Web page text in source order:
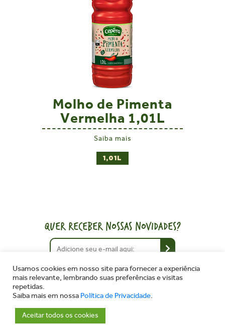
Molho de Pimenta
Vermelha 1,01L
Saiba mais
1,01L
QUER RECEBER NOSSAS NOVIDADES?
Usamos cookies em nosso site para fornecer a experiência
mais relevante, lembrando suas preferências e visitas
repetidas.
Saiba mais em nossa Política de Privacidade.
Aceitar todos os cookies